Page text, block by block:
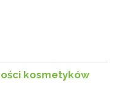
kosmetyków